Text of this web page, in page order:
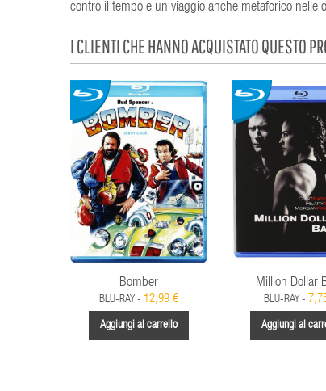
contro il tempo e un viaggio anche metaforico nelle
I CLIENTI CHE HANNO ACQUISTATO QUESTO
Bomber
BLU-RAY - 12,99 €
Aggiungi al carrello
Million Dollar
BLU-RAY -
Aggiungi al